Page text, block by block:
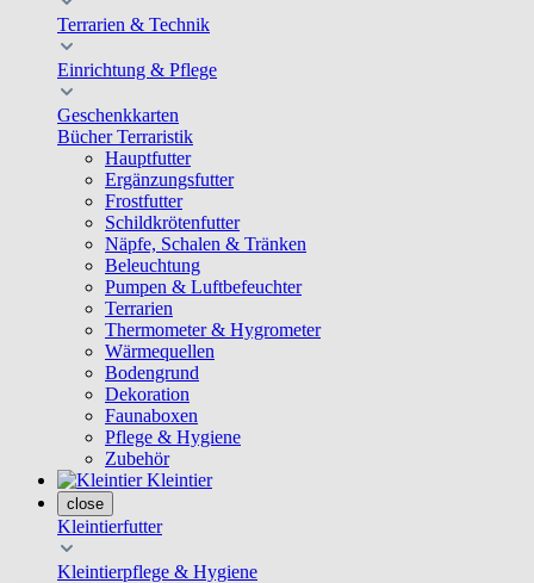
Terrarien & Technik
Einrichtung & Pflege
Geschenkkarten
Bücher Terraristik
Hauptfutter
Ergänzungsfutter
Frostfutter
Schildkrötenfutter
Näpfe, Schalen & Tränken
Beleuchtung
Pumpen & Luftbefeuchter
Terrarien
Thermometer & Hygrometer
Wärmequellen
Bodengrund
Dekoration
Faunaboxen
Pflege & Hygiene
Zubehör
Kleintier
close
Kleintierfutter
Kleintierpflege & Hygiene